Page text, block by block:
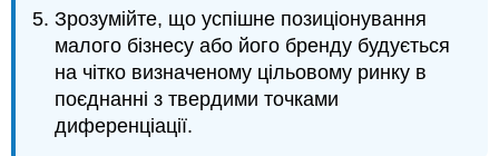
Зрозумійте, що успішне позиціонування
малого бізнесу або його бренду будується
на чітко визначеному цільовому ринку в
поєднанні з твердими точками
диференціації.